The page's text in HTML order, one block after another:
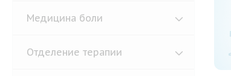
Медицина боли
Отделение терапии